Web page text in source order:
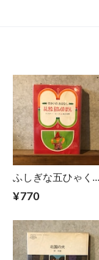
ふしぎな五ひゃくの
¥770